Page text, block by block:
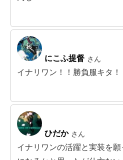
にこふ提督 さん
イナリワン！！勝負服キタ！
ひだか さん
イナリワンの活躍と実装を